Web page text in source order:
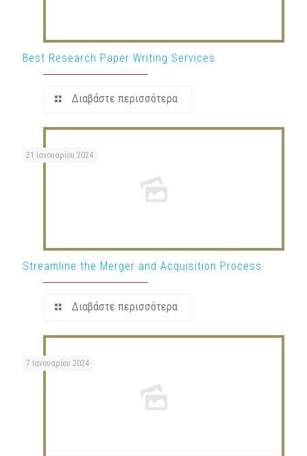
Best Research Paper Writing Services
Διαβάστε περισσότερα
21 Ιανουαρίου 2024
Streamline the Merger and Acquisition Process
Διαβάστε περισσότερα
7 Ιανουαρίου 2024